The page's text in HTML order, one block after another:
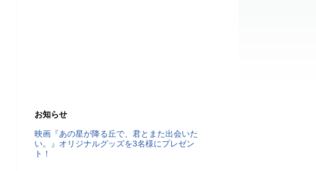
お知らせ
映画『あの星が降る丘で、君とまた出会いた
い。』オリジナルグッズを3名様にプレゼン
ト！